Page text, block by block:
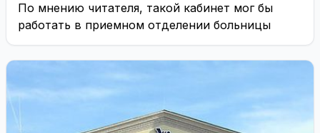
По мнению читателя, такой кабинет мог бы
работать в приемном отделении больницы